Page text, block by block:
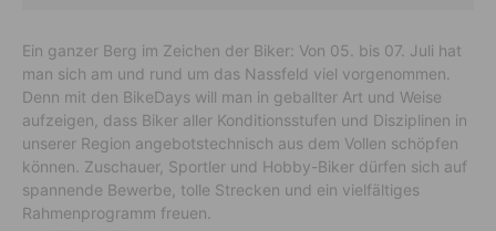
Ein ganzer Berg im Zeichen der Biker: Von 05. bis 07. Juli hat
man sich am und rund um das Nassfeld viel vorgenommen.
Denn mit den BikeDays will man in geballter Art und Weise
aufzeigen, dass Biker aller Konditionsstufen und Disziplinen in
unserer Region angebotstechnisch aus dem Vollen schöpfen
können. Zuschauer, Sportler und Hobby-Biker dürfen sich auf
spannende Bewerbe, tolle Strecken und ein vielfältiges
Rahmenprogramm freuen.